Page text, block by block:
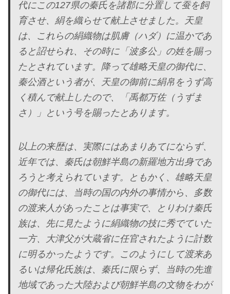
代にこの127県の秦氏を諸郡に分置して蚕を飼
育させ、絹を織らせて献上させました。天皇
は、これらの絹織物は肌膚（ハダ）に温かであ
ると詔せられ、その時に「波多公」の姓を賜っ
たとされています。降って雄略天皇の御代に、
秦公酒という者が、天皇の御前に絹帛をうず高
く積んで献上したので、「禹都万佐（うずま
さ）」という号を賜ったとあります。
以上の来歴は、実際にはあまりあてにならず、
近年では、秦氏は朝鮮半島の新羅地方出身であ
ろうと考えられています。ともかく、雄略天皇
の御代には、当時の国の内外の事情から、多数
の渡来人があったことは事実で、とりわけ秦氏
族は、先に見たように絹織物の技に秀でていた
一方、大津父が大蔵省に任官されたように計数
に明るかったようです。このようにして渡来あ
るいは帰化氏族は、秦氏に限らず、当時の先進
地域であった大陸および朝鮮半島の文物をわが